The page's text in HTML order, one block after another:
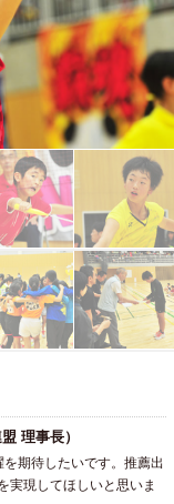
理事長）
期待したいです。推薦出
実現してほしいと思いま